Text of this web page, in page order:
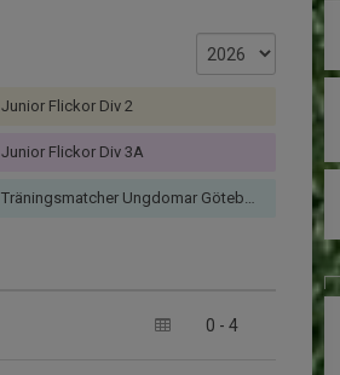
Junior Flickor Div 2
Junior Flickor Div 3A
Träningsmatcher Ungdomar Göteborg Flick
0 - 4